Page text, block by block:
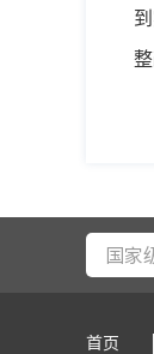
国家
首页 |